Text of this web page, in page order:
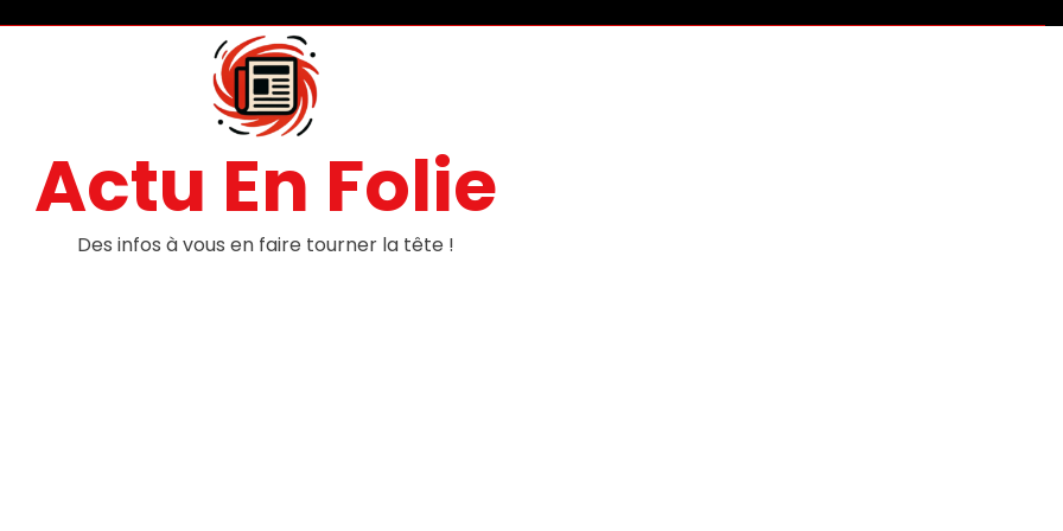
Actu En Folie
Des infos à vous en faire tourner la tête !